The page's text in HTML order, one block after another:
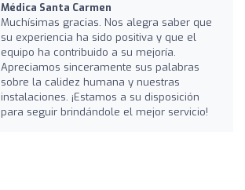
Médica Santa Carmen
Muchísimas gracias. Nos alegra saber que
su experiencia ha sido positiva y que el
equipo ha contribuido a su mejoría.
Apreciamos sinceramente sus palabras
sobre la calidez humana y nuestras
instalaciones. ¡Estamos a su disposición
para seguir brindándole el mejor servicio!